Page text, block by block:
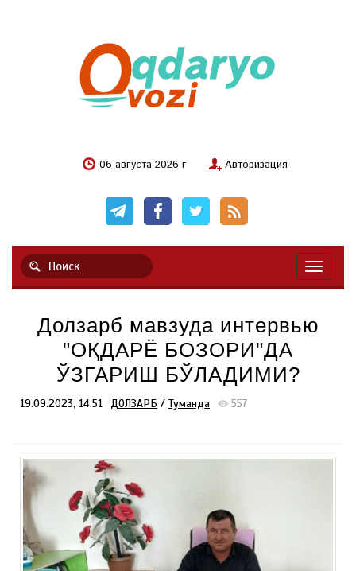
06 августа 2026 г Авторизация
Долзарб мавзуда интервью
"ОҚДАРЁ БОЗОРИ"ДА
ЎЗГАРИШ БЎЛАДИМИ?
19.09.2023, 14:51 ДОЛЗАРБ / Туманда 557